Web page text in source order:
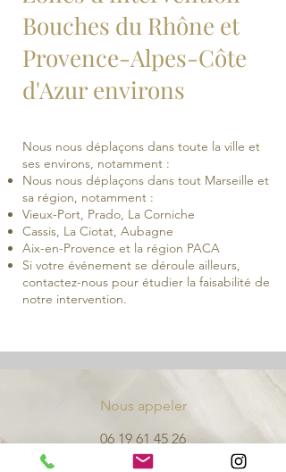
Bouches du Rhône et
Provence-Alpes-Côte
d'Azur environs
Nous nous déplaçons dans toute la ville et
ses environs, notamment :
Nous nous déplaçons dans tout Marseille et
sa région, notamment :
Vieux-Port, Prado, La Corniche
Cassis, La Ciotat, Aubagne
Aix-en-Provence et la région PACA
Si votre événement se déroule ailleurs,
contactez-nous pour étudier la faisabilité de
notre intervention.
Nous appeler
06 19 61 45 26